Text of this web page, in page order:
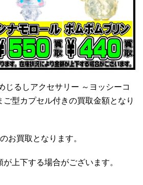
じるしアクセサリー ～ヨッシーコ
ご型カプセル付きの買取金額となり
お買取となります。
上下する場合がございます。